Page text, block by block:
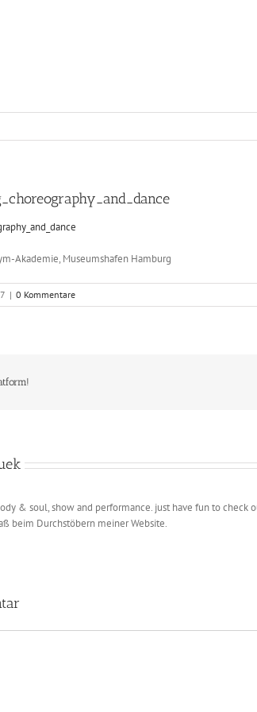
Akademie, Museumshafen Hamburg
| 0 Kommentare
& soul, show and performance. just have fun to
beim Durchstöbern meiner Website.